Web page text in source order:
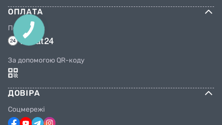
ОПЛАТА
Переказом
За допомогою QR-коду
ДОВІРА
Соцмережі